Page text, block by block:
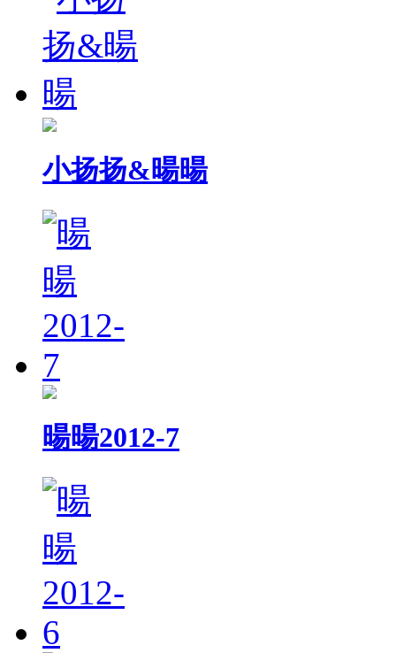
小扬扬&暘暘
暘暘2012-7